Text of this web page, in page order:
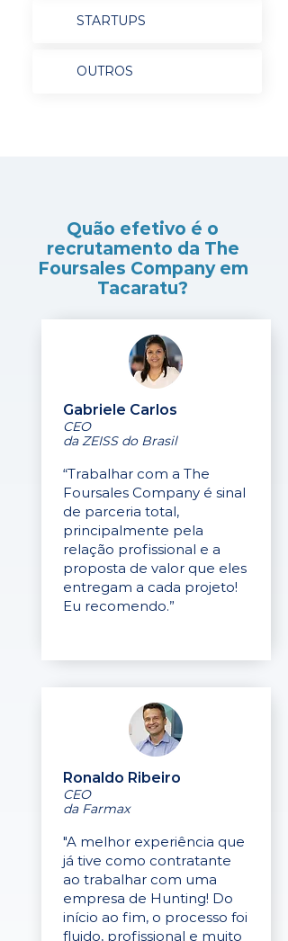
STARTUPS
OUTROS
Quão efetivo é o
recrutamento da The
Foursales Company em
Tacaratu?
Gabriele Carlos
CEO
da ZEISS do Brasil
“Trabalhar com a The
Foursales Company é sinal
de parceria total,
principalmente pela
relação profissional e a
proposta de valor que eles
entregam a cada projeto!
Eu recomendo.”
Ronaldo Ribeiro
CEO
da Farmax
"A melhor experiência que
já tive como contratante
ao trabalhar com uma
empresa de Hunting! Do
início ao fim, o processo foi
fluido, profissional e muito